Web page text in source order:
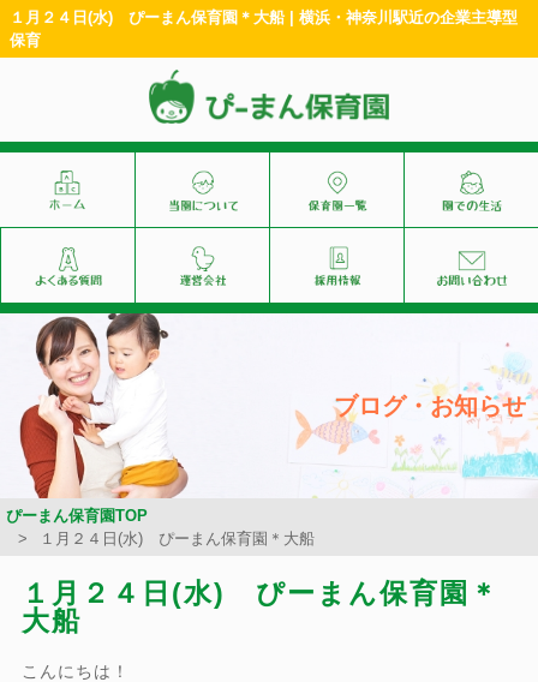
１月２４日(水) ぴーまん保育園＊大船 | 横浜・神奈川駅近の企業主導型
保育
ブログ・お知らせ
ぴーまん保育園TOP
１月２４日(水) ぴーまん保育園＊大船
１月２４日(水) ぴーまん保育園＊
大船
こんにちは！